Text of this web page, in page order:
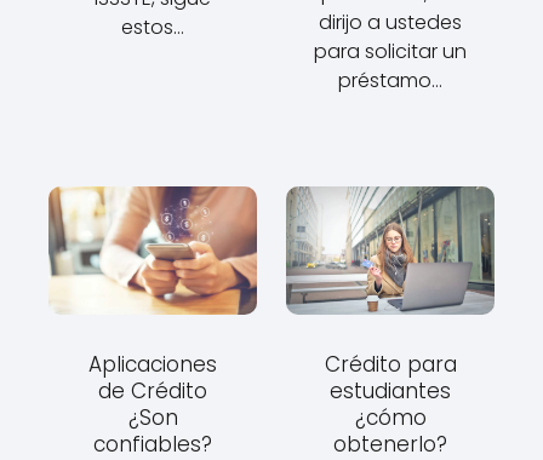
estos…
dirijo a ustedes
para solicitar un
préstamo…
Aplicaciones
de Crédito
¿Son
confiables?
Crédito para
estudiantes
¿cómo
obtenerlo?